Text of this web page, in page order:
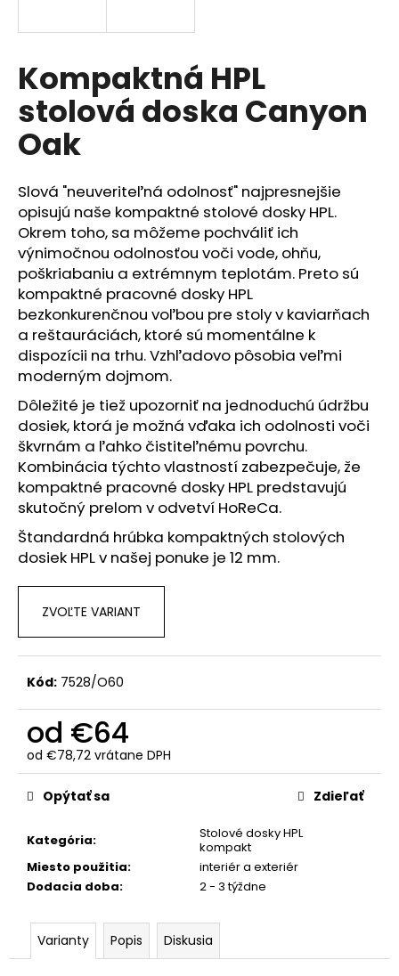
Kompaktná HPL
stolová doska Canyon
Oak
Slová "neuveriteľná odolnosť" najpresnejšie
opisujú naše kompaktné stolové dosky HPL.
Okrem toho, sa môžeme pochváliť ich
výnimočnou odolnosťou voči vode, ohňu,
poškriabaniu a extrémnym teplotám. Preto sú
kompaktné pracovné dosky HPL
bezkonkurenčnou voľbou pre stoly v kaviarňach
a reštauráciách, ktoré sú momentálne k
dispozícii na trhu. Vzhľadovo pôsobia veľmi
moderným dojmom.
Dôležité je tiež upozorniť na jednoduchú údržbu
dosiek, ktorá je možná vďaka ich odolnosti voči
škvrnám a ľahko čistiteľnému povrchu.
Kombinácia týchto vlastností zabezpečuje, že
kompaktné pracovné dosky HPL predstavujú
skutočný prelom v odvetví HoReCa.
Štandardná hrúbka kompaktných stolových
dosiek HPL v našej ponuke je 12 mm.
ZVOĽTE VARIANT
Kód: 7528/O60
od €64
od €78,72 vrátane DPH
Jednotková
cena:
Kategória:
Stolové dosky HPL
kompakt
Miesto použitia:
interiér a exteriér
Dodacia doba: 2 - 3 týždne
Opýtať sa Zdieľať
Varianty Popis Diskusia
s
ť
?
HĽADAŤ
O
d
p
o
r
ú
č
a
m
e